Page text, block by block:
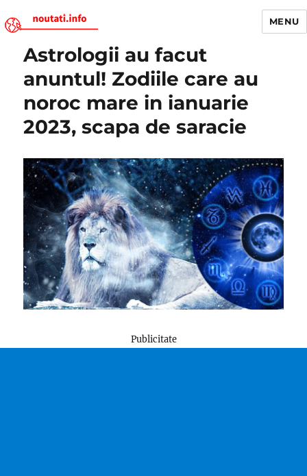
Noutati.Info
MENU
Astrologii au facut
anuntul! Zodiile care au
noroc mare in ianuarie
2023, scapa de saracie
Publicitate